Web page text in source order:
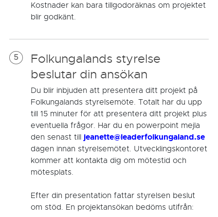
Kostnader kan bara tillgodoräknas om projektet
blir godkänt.
5
Folkungalands styrelse
beslutar din ansökan
Du blir inbjuden att presentera ditt projekt på
Folkungalands styrelsemöte. Totalt har du upp
till 15 minuter för att presentera ditt projekt plus
eventuella frågor. Har du en powerpoint mejla
den senast till jeanette@leaderfolkungaland.se
dagen innan styrelsemötet. Utvecklingskontoret
kommer att kontakta dig om mötestid och
mötesplats.
Efter din presentation fattar styrelsen beslut
om stöd. En projektansökan bedöms utifrån: